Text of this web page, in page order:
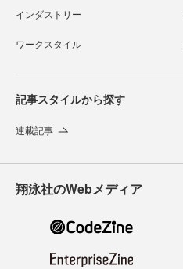
インダストリー
ワークスタイル
記事スタイルから探す
連載記事
翔泳社のWebメディア